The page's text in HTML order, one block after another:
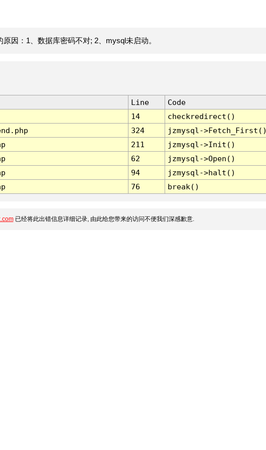
因：1、数据库密码不对; 2、mysql未启动。
Line
Code
14
checkredirect()
324
jzmysql-
211
jzmysql->Init()
62
jzmysql->Open()
94
jzmysql->halt()
76 break()
已经将此出错信息详细记录, 由此给您带来的访问不便我们深感歉意.